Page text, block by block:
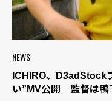
NEWS
ICHIRO、D3adStock
い”MV公開 監督は鴨